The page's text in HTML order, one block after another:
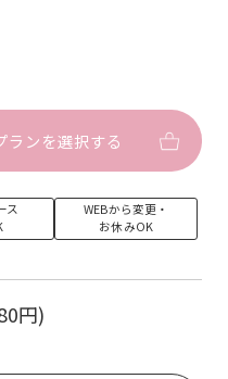
ランを選択する
ス
WEBから変更・
お休みOK
円)